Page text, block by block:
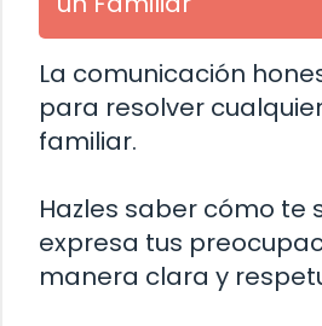
La comunicación
para resolver
familiar.
Hazles saber cómo te
expresa tus
manera clara y